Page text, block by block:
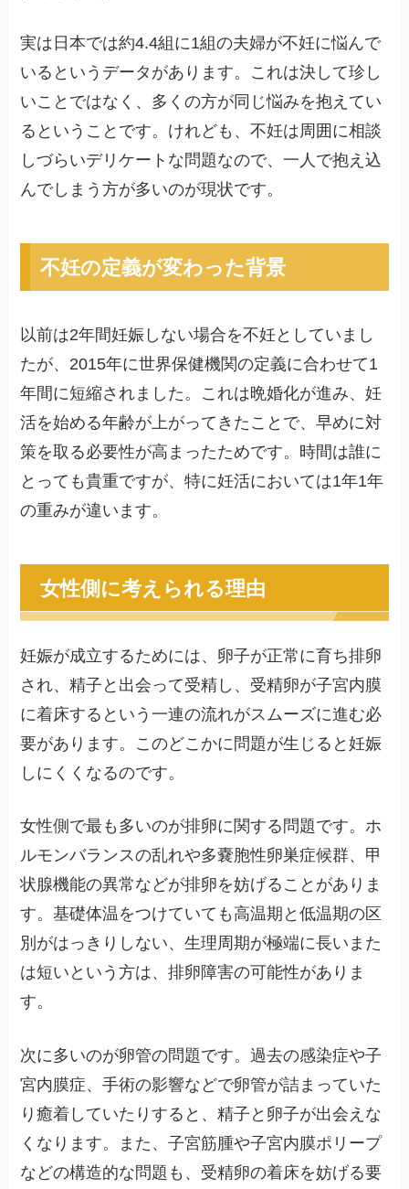
実は日本では約4.4組に1組の夫婦が不妊に悩んで
いるというデータがあります。これは決して珍し
いことではなく、多くの方が同じ悩みを抱えてい
るということです。けれども、不妊は周囲に相談
しづらいデリケートな問題なので、一人で抱え込
んでしまう方が多いのが現状です。
不妊の定義が変わった背景
以前は2年間妊娠しない場合を不妊としていまし
たが、2015年に世界保健機関の定義に合わせて1
年間に短縮されました。これは晩婚化が進み、妊
活を始める年齢が上がってきたことで、早めに対
策を取る必要性が高まったためです。時間は誰に
とっても貴重ですが、特に妊活においては1年1年
の重みが違います。
女性側に考えられる理由
妊娠が成立するためには、卵子が正常に育ち排卵
され、精子と出会って受精し、受精卵が子宮内膜
に着床するという一連の流れがスムーズに進む必
要があります。このどこかに問題が生じると妊娠
しにくくなるのです。
女性側で最も多いのが排卵に関する問題です。ホ
ルモンバランスの乱れや多嚢胞性卵巣症候群、甲
状腺機能の異常などが排卵を妨げることがありま
す。基礎体温をつけていても高温期と低温期の区
別がはっきりしない、生理周期が極端に長いまた
は短いという方は、排卵障害の可能性がありま
す。
次に多いのが卵管の問題です。過去の感染症や子
宮内膜症、手術の影響などで卵管が詰まっていた
り癒着していたりすると、精子と卵子が出会えな
くなります。また、子宮筋腫や子宮内膜ポリープ
などの構造的な問題も、受精卵の着床を妨げる要